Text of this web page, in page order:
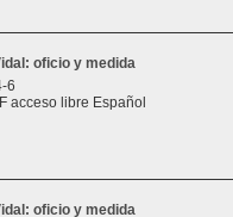
oficio y medida
6
acceso libre Español
oficio y medida